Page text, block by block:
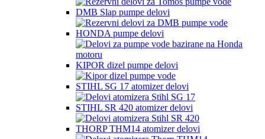
DMB Slap pumpe delovi
HONDA pumpe delovi
KIPOR dizel pumpe delovi
STIHL SG 17 atomizer delovi
STIHL SR 420 atomizer delovi
THORP THM14 atomizer delovi